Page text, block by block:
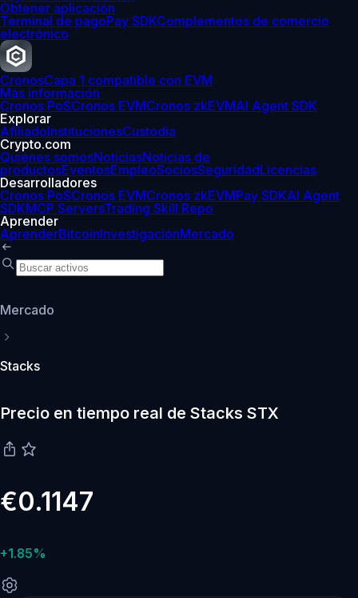
Obtener aplicación
Terminal de pagoPay SDKComplementos de comercio
electrónico
CronosCapa 1 compatible con EVM
Más información
Cronos PoSCronos EVMCronos zkEVMAI Agent SDK
Explorar
AfiliadoInstitucionesCustodia
Crypto.com
Quiénes somosNoticiasNoticias de
productosEventosEmpleoSociosSeguridadLicencias
Desarrolladores
Cronos PoSCronos EVMCronos zkEVMPay SDKAI Agent
SDKMCP ServersTrading Skill Repo
Aprender
AprenderBitcoinInvestigaciónMercado
Mercado
Stacks
Precio en tiempo real de Stacks STX
€0.1147
+1.85%